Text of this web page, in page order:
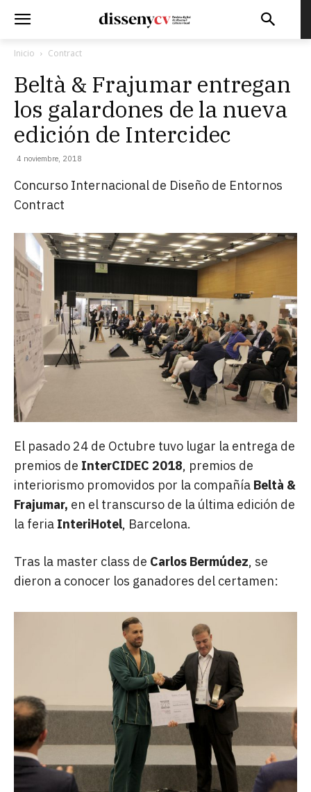
Inicio Contract
Beltà & Frajumar entregan
los galardones de la nueva
edición de Intercidec
4 noviembre, 2018
Concurso Internacional de Diseño de Entornos
Contract
El pasado 24 de Octubre tuvo lugar la entrega de
premios de InterCIDEC 2018, premios de
interiorismo promovidos por la compañía Beltà &
Frajumar, en el transcurso de la última edición de
la feria InteriHotel, Barcelona.
Tras la master class de Carlos Bermúdez, se
dieron a conocer los ganadores del certamen: